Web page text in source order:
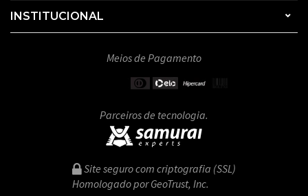
INSTITUCIONAL
Meios de Pagamento
Parceiros de tecnologia.
Site seguro com criptografia (SSL)
Homologado por GeoTrust, Inc.